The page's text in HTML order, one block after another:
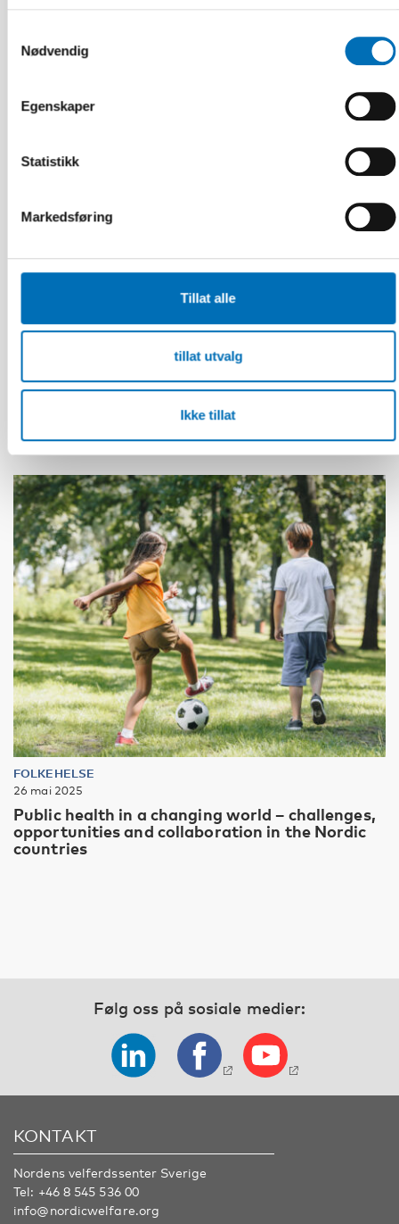
Nødvendig
Egenskaper
Statistikk
Markedsføring
Tillat alle
tillat utvalg
Ikke tillat
Unges brug af nikotinprodukter – et stigende
FOLKEHELSE
26 mai 2025
Public health in a changing world – challenges,
opportunities and collaboration in the Nordic
countries
Følg oss på sosiale medier:
KONTAKT
Nordens velferdssenter Sverige
Tel: +46 8 545 536 00
info@nordicwelfare.org